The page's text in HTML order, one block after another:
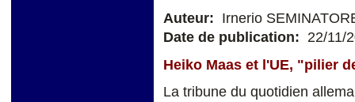
Auteur: Irnerio
Date de publication: 22/11/
Heiko Maas et l'UE, "pilier
La tribune du quotidien